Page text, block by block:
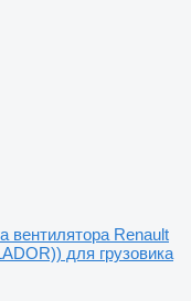
вентилятора Renault
для грузовика